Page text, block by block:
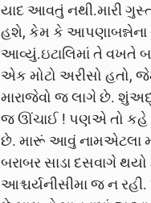
યાદ આવતું નથી.મારી
હશે, કેમ કે આપણાબન્નેના
આવ્યું.ઇટાલિમાં તે વખતે
એક મોટો અરીસો હતો,
મારાજેવો જ લાગે છે.
જ ઊંચાઈ ! પણએ તો કહે કે
છે. મારૂં આવું નામએટલા
બરાબર સાડા દસવાગે
આશ્ચર્યનીસીમા જ ન